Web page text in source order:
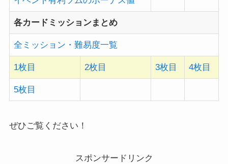
各カードミッションまとめ
全ミッション・難易度一覧
1枚目 2枚目 3枚目 4枚目
5枚目
ぜひご覧ください！
スポンサードリンク